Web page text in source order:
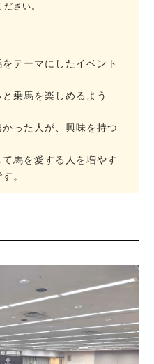
さい。
テーマにしたイベント
乗馬を楽しめるよう
った人が、興味を持つ
馬を愛する人を増やす
。